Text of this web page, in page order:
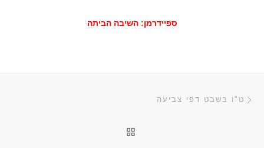
ספיידרמן: השיבה הביתה
ניווט בפוסטים
ט"ו בשבט דפי צביעה
חזרה לרשימת הפוסטים